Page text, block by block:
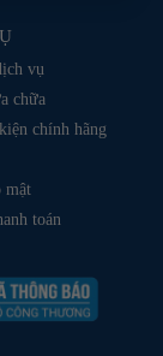
vụ
chữa
chính hãng
mật
toán